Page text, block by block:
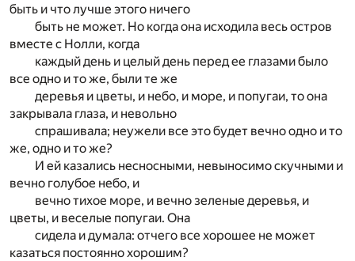
быть и что лучше этого ничего
быть не может. Но когда она исходила весь остров
вместе с Нолли, когда
каждый день и целый день перед ее глазами было
все одно и то же, были те же
деревья и цветы, и небо, и море, и попугаи, то она
закрывала глаза, и невольно
спрашивала; неужели все это будет вечно одно и то
же, одно и то же?
И ей казались несносными, невыносимо скучными и
вечно голубое небо, и
вечно тихое море, и вечно зеленые деревья, и
цветы, и веселые попугаи. Она
сидела и думала: отчего все хорошее не может
казаться постоянно хорошим?